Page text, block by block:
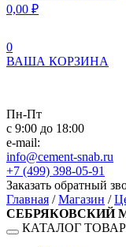
0,00 ₽
0
ВАША КОРЗИНА
Пн-Пт
с 9:00 до 18:00
e-mail:
info@cement-snab.ru
+7 (499) 398-05-91
Заказать обратный
Главная /Магазин /
СЕБРЯКОВСКИЙ
КАТАЛОГ